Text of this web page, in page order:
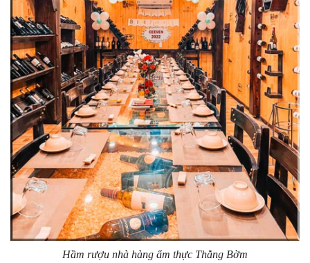
Hầm rượu nhà hàng ẩm thực Thằng Bờm